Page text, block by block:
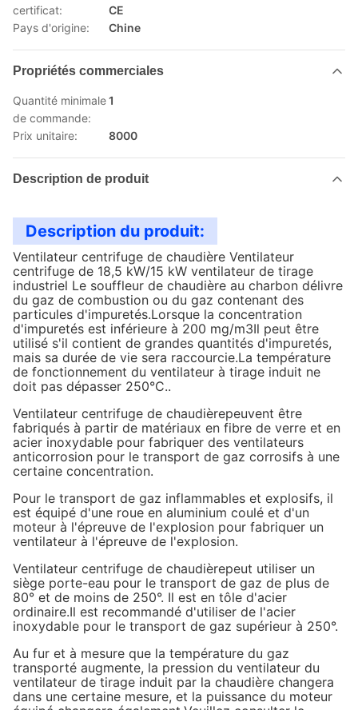
certificat:
CE
Pays d'origine:
Chine
Propriétés commerciales
Quantité minimale
de commande:
1
Prix unitaire: 8000
Description de produit
Description du produit:
Ventilateur centrifuge de chaudière Ventilateur
centrifuge de 18,5 kW/15 kW ventilateur de tirage
industriel Le souffleur de chaudière au charbon délivre
du gaz de combustion ou du gaz contenant des
particules d'impuretés.Lorsque la concentration
d'impuretés est inférieure à 200 mg/m3Il peut être
utilisé s'il contient de grandes quantités d'impuretés,
mais sa durée de vie sera raccourcie.La température
de fonctionnement du ventilateur à tirage induit ne
doit pas dépasser 250°C..
Ventilateur centrifuge de chaudièrepeuvent être
fabriqués à partir de matériaux en fibre de verre et en
acier inoxydable pour fabriquer des ventilateurs
anticorrosion pour le transport de gaz corrosifs à une
certaine concentration.
Pour le transport de gaz inflammables et explosifs, il
est équipé d'une roue en aluminium coulé et d'un
moteur à l'épreuve de l'explosion pour fabriquer un
ventilateur à l'épreuve de l'explosion.
Ventilateur centrifuge de chaudièrepeut utiliser un
siège porte-eau pour le transport de gaz de plus de
80° et de moins de 250°. Il est en tôle d'acier
ordinaire.Il est recommandé d'utiliser de l'acier
inoxydable pour le transport de gaz supérieur à 250°.
Au fur et à mesure que la température du gaz
transporté augmente, la pression du ventilateur du
ventilateur de tirage induit par la chaudière changera
dans une certaine mesure, et la puissance du moteur